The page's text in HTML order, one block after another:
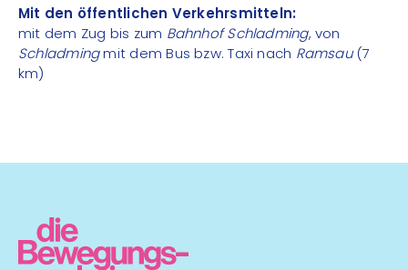
Mit den öffentlichen Verkehrsmitteln:
mit dem Zug bis zum Bahnhof Schladming, von
Schladmingmit dem Bus bzw. Taxi nach Ramsau(7
km)